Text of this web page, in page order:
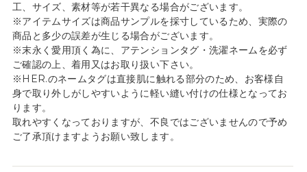
工、サイズ、素材等が若干異なる場合がございます。
※アイテムサイズは商品サンプルを採寸しているため、実際の
商品と多少の誤差が生じる場合がございます。
※末永く愛用頂く為に、アテンションタグ・洗濯ネームを必ず
ご確認の上、着用又はお取り扱い下さい。
※HER.のネームタグは直接肌に触れる部分のため、お客様自
身で取り外しがしやすいように軽い縫い付けの仕様となってお
ります。
取れやすくなっておりますが、不良ではございませんので予め
ご了承頂けますようお願い致します。